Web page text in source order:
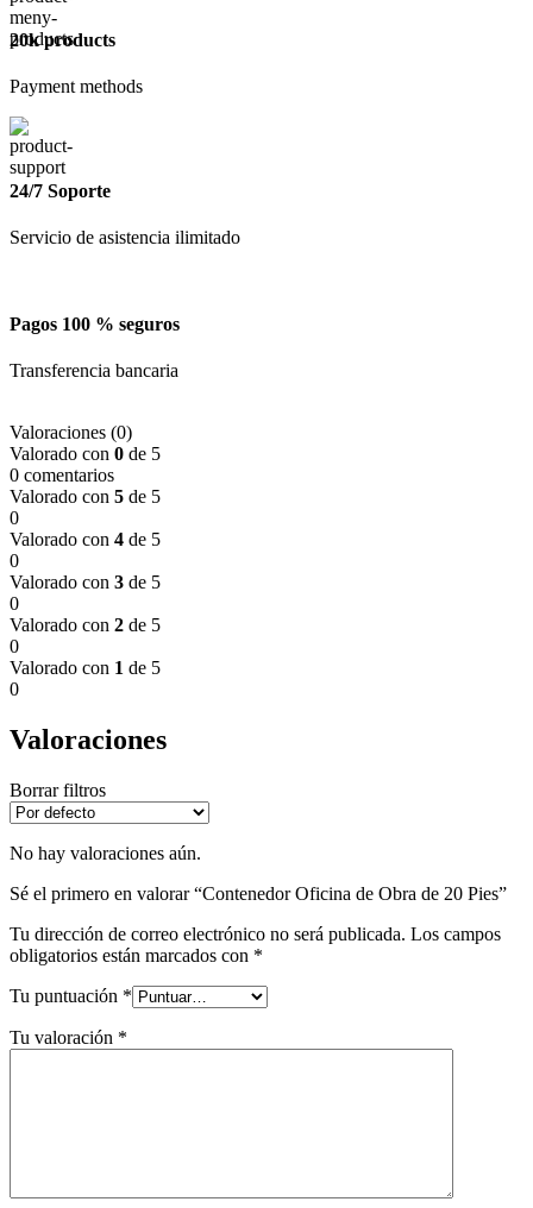
20k products
Payment methods
24/7 Soporte
Servicio de asistencia ilimitado
Pagos 100 % seguros
Transferencia bancaria
Valoraciones (0)
Valorado con 0 de 5
0 comentarios
Valorado con 5 de 5
0
Valorado con 4 de 5
0
Valorado con 3 de 5
0
Valorado con 2 de 5
0
Valorado con 1 de 5
0
Valoraciones
Borrar filtros
No hay valoraciones aún.
Sé el primero en valorar “Contenedor Oficina de Obra de 20 Pies”
Tu dirección de correo electrónico no será publicada. Los campos
obligatorios están marcados con *
Tu puntuación *
Tu valoración *